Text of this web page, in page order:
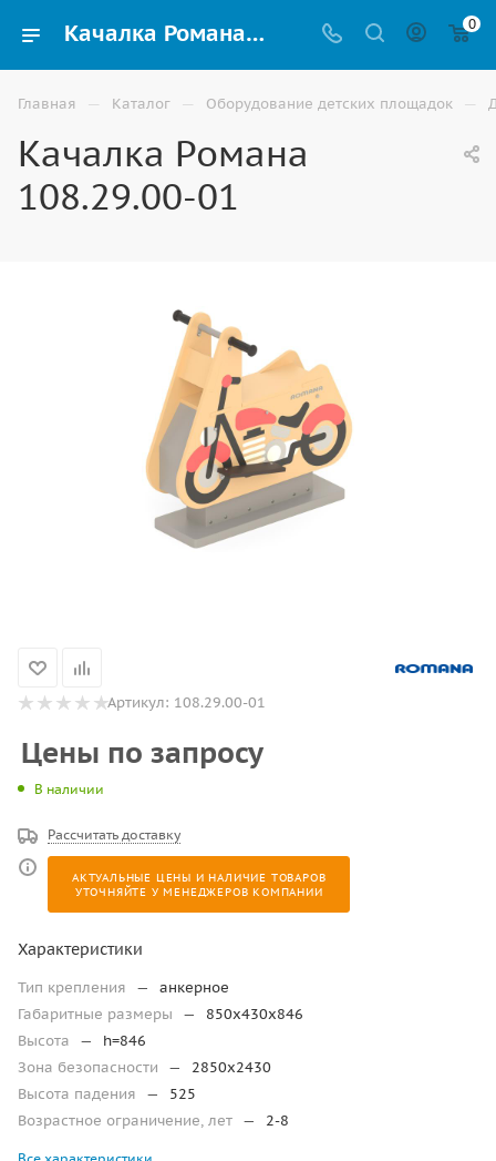
Качалка Романа 108.29.00-01 купить для детской игровой площадки в Элисте 0
Главная — Каталог — Оборудование детских площадок —
Качалка Романа
108.29.00-01
Артикул: 108.29.00-01
Цены по запросу
В наличии
Рассчитать доставку
АКТУАЛЬНЫЕ ЦЕНЫ И НАЛИЧИЕ ТОВАРОВ
УТОЧНЯЙТЕ У МЕНЕДЖЕРОВ КОМПАНИИ
Характеристики
Тип крепления —
анкерное
Габаритные размеры
—
850x430x846
Высота
—
h=846
Зона безопасности
—
2850х2430
Высота падения
—
525
Возрастное ограничение, лет — 2-8